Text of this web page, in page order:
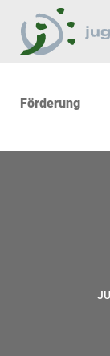
Förderung